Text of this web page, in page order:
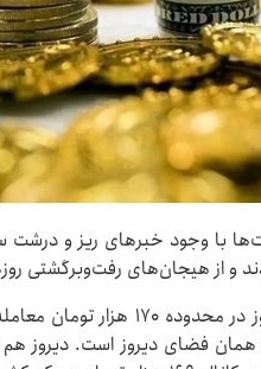
با وجود خبرهای ریز و
و از هیجان‌های رفت‌وبرگشتی